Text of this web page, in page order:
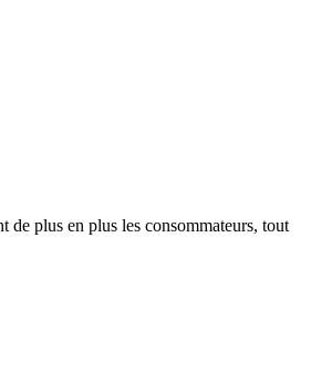
de plus en plus les consommateurs, tout